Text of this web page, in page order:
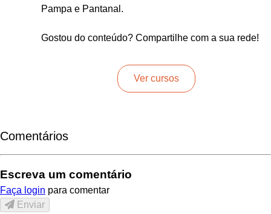
Pampa e Pantanal.
Gostou do conteúdo? Compartilhe com a sua rede!
Ver cursos
Comentários
Escreva um comentário
Faça login para comentar
Enviar